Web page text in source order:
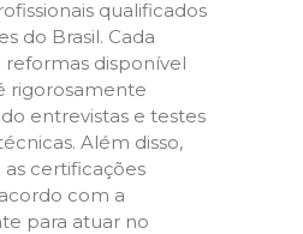
qualificados
do Brasil. Cada
reformas disponível
rigorosamente
entrevistas e testes
Além disso,
certificações
com a
para atuar no